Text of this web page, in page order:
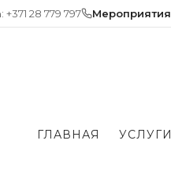
: +371 28 779 797 Мероприятия
ГЛАВНАЯ УСЛУГИ